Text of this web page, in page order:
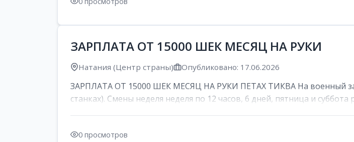
ЗАРПЛАТА ОТ 15000 ШЕК МЕСЯЦ НА РУКИ
Натания (Центр страны) Опубликовано: 17.06.2026
ЗАРПЛАТА ОТ 15000 ШЕК МЕСЯЦ НА РУКИ ПЕТАХ ТИКВА На военный
станках). Смены неделя неделя по 12 часов, 6 дней, пятница и суббота
0 просмотров